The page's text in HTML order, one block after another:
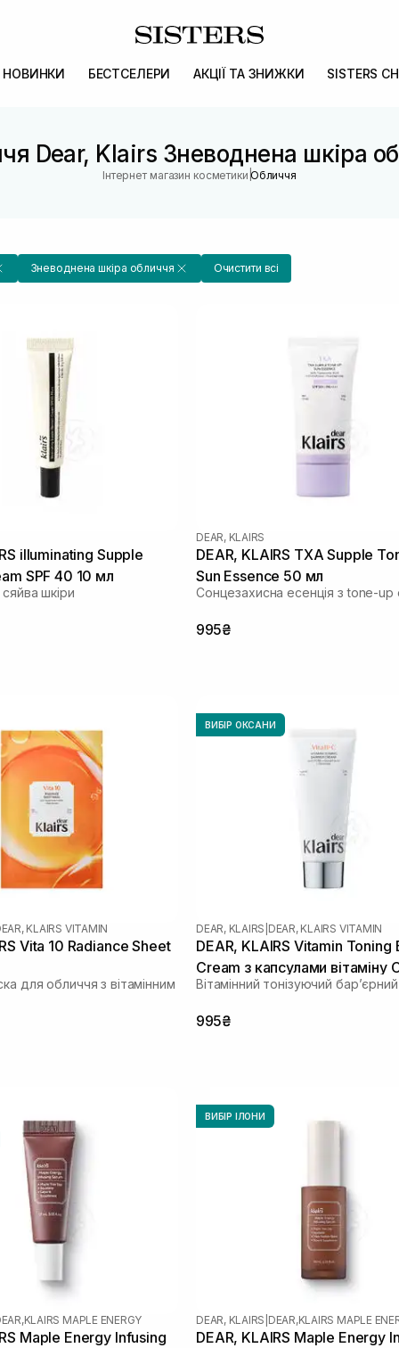
НОВИНКИ БЕСТСЕЛЕРИ АКЦІЇ ТА ЗНИЖКИ SISTERS
Dear, Klairs Зневоднена шкіра
Інтернет магазин косметики |Обличчя
Зневоднена шкіра обличчя Очистити всі
illuminating Supple
SPF 40 10 мл
шкіри
DEAR, KLAIRS
DEAR, KLAIRS TXA Supple
Sun Essence 50 мл
Сонцезахисна есенція з tone-
995₴
KLAIRS VITAMIN
Vita 10 Radiance Sheet
для обличчя з вітамінним
ВИБІР ОКСАНИ
DEAR, KLAIRS DEAR, KLAIRS VITAMIN
DEAR, KLAIRS Vitamin Toning
Cream з капсулами вітаміну
Вітамінний тонізуючий
995₴
MAPLE ENERGY
Maple Energy Infusing
ВИБІР ІЛОНИ
DEAR, KLAIRS DEAR,KLAIRS MAPLE
DEAR, KLAIRS Maple Energy